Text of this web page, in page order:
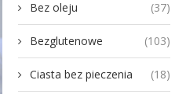
Bez oleju (37)
Bezglutenowe (103)
Ciasta bez pieczenia (18)